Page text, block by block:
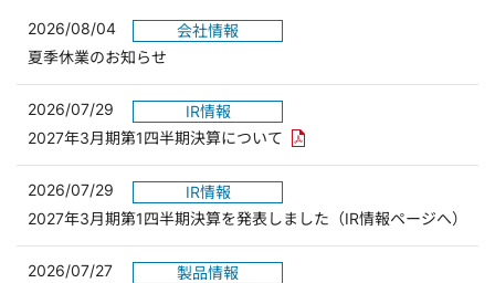
2026/08/04
会社情報
夏季休業のお知らせ
2026/07/29
IR情報
2027年3月期第1四半期決算について PDFリンクを新しいウィンド
2026/07/29
IR情報
2027年3月期第1四半期決算を発表しました（IR情報ページへ）
2026/07/27
製品情報